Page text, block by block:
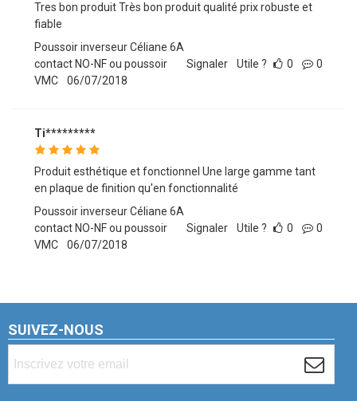
Tres bon produit Très bon produit qualité prix robuste et
fiable
Poussoir inverseur Céliane 6A
contact NO-NF ou poussoir
VMC
06/07/2018
Signaler Utile ? 0 0
Ti*********
Produit esthétique et fonctionnel Une large gamme tant
en plaque de finition qu'en fonctionnalité
Poussoir inverseur Céliane 6A
contact NO-NF ou poussoir
VMC
06/07/2018
Signaler Utile ? 0 0
SUIVEZ-NOUS